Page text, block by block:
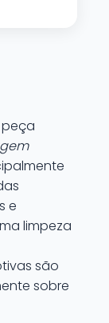
e
limpeza
são
sobre